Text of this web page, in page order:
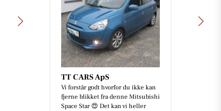
TT CARS ApS
Vi forstår godt hvorfor du ikke kan
fjerne blikket fra denne Mitsubishi
Space Star 😍 Det kan vi heller